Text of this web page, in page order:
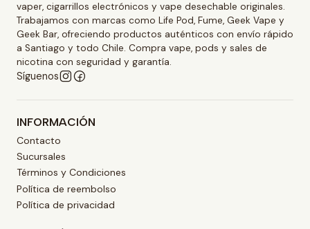
vaper, cigarrillos electrónicos y vape desechable originales.
Trabajamos con marcas como Life Pod, Fume, Geek Vape y
Geek Bar, ofreciendo productos auténticos con envío rápido
a Santiago y todo Chile. Compra vape, pods y sales de
nicotina con seguridad y garantía.
Síguenos
INFORMACIÓN
Contacto
Sucursales
Términos y Condiciones
Política de reembolso
Política de privacidad